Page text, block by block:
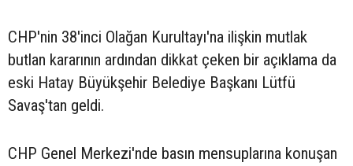
CHP'nin 38'inci Olağan Kurultayı'na ilişkin mutlak
butlan kararının ardından dikkat çeken bir açıklama da
eski Hatay Büyükşehir Belediye Başkanı Lütfü
Savaş'tan geldi.
CHP Genel Merkezi'nde basın mensuplarına konuşan